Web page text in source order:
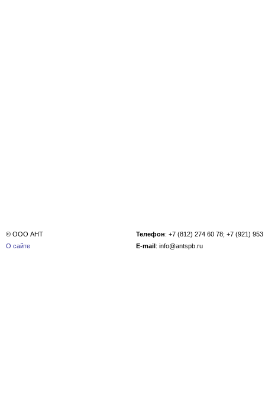
© ООО АНТ
О сайте
Телефон: +7 (812) 274 60 78; +7 (921) 953
E-mail: info@antspb.ru